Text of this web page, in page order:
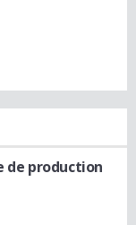
de production